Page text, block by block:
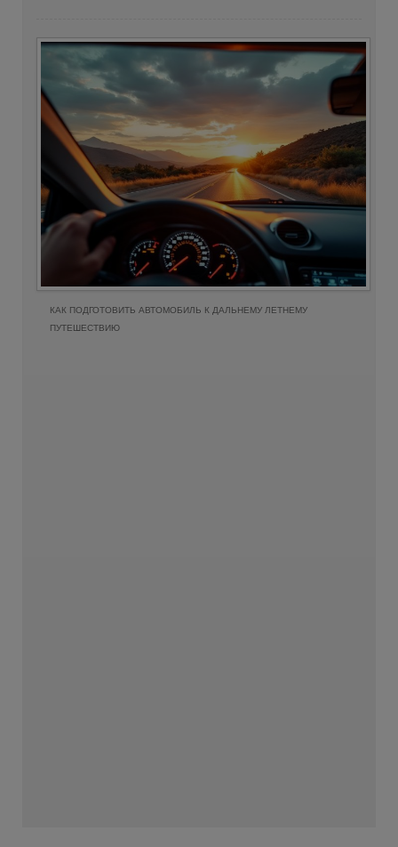
КАК ПОДГОТОВИТЬ АВТОМОБИЛЬ К ДАЛЬНЕМУ ЛЕТНЕМУ
ПУТЕШЕСТВИЮ